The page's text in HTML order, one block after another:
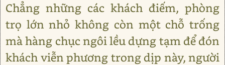
Chẳng những các khách điếm, phòng
trọ lớn nhỏ không còn một chỗ trống
mà hàng chục ngôi lều dựng tạm để đón
khách viễn phương trong dịp này, người